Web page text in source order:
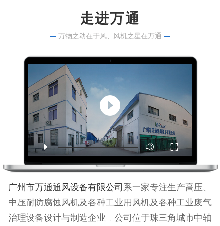
走进万通
— 万物之动在于风、风机之星在万通 —
广州市万通通风设备有限公司 系一家专注生产高压、
中压耐防腐蚀风机及各种工业用风机及各种工业废气
治理设备设计与制造企业，公司位于珠三角城市中轴